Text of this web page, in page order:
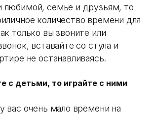
любимой, семье и друзьям, то
количество времени для
только вы звоните или
вставайте со стула и
не останавливаясь.
с детьми, то играйте с ними
вас очень мало времени на